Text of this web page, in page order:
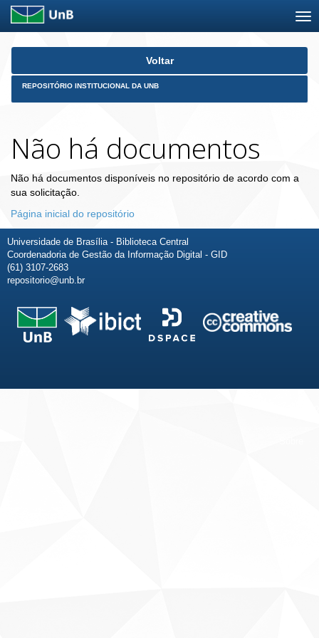
Skip
Voltar
REPOSITÓRIO INSTITUCIONAL DA UNB
Não há documentos
Não há documentos disponíveis no repositório de acordo com a
sua solicitação.
Página inicial do repositório
Universidade de Brasília - Biblioteca Central
Coordenadoria de Gestão da Informação Digital - GID
(61) 3107-2683
repositorio@unb.br